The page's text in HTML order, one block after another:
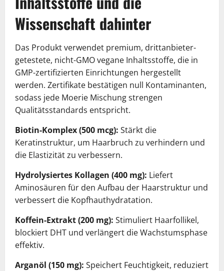
Wissenschaft dahinter
Das Produkt verwendet premium, drittanbieter-
getestete, nicht-GMO vegane Inhaltsstoffe, die in
GMP-zertifizierten Einrichtungen hergestellt
werden. Zertifikate bestätigen null Kontaminanten,
sodass jede Moerie Mischung strengen
Qualitätsstandards entspricht.
Biotin-Komplex (500 mcg): Stärkt die
Keratinstruktur, um Haarbruch zu verhindern und
die Elastizität zu verbessern.
Hydrolysiertes Kollagen (400 mg): Liefert
Aminosäuren für den Aufbau der Haarstruktur und
verbessert die Kopfhauthydratation.
Koffein-Extrakt (200 mg): Stimuliert Haarfollikel,
blockiert DHT und verlängert die Wachstumsphase
effektiv.
Arganöl (150 mg): Speichert Feuchtigkeit, reduziert